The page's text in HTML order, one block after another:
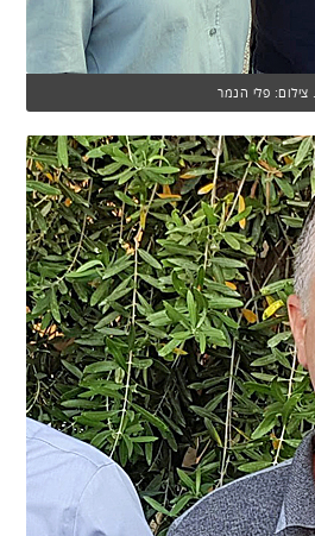
פלי הנמר